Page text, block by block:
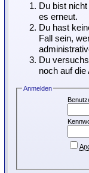
Du bist
es erneut.
Du hast
Fall sein,
Du
noch auf
Anmelden